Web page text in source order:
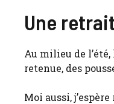
Une
Au milieu de
retenue, des
Moi aussi,